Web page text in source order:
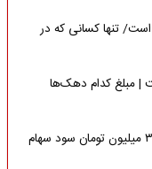
است/ تنها کسانی که در
مرداد ۱۴۰۵ در سه نوبت | مبلغ کدام دهک‌ها
غافلگیری دارندگان سهام عدالت | احتمال واریز ۳ میلیون تومان سود سهام